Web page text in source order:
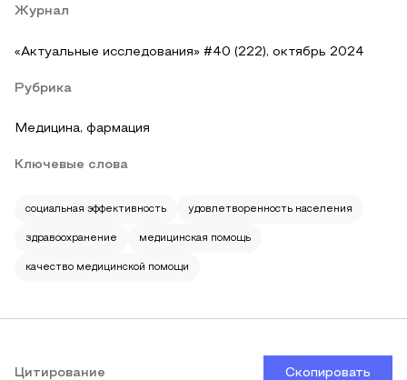
Журнал
«Актуальные исследования» #40 (222), октябрь 2024
Рубрика
Медицина, фармация
Ключевые слова
социальная эффективность удовлетворенность населения
здравоохранение медицинская помощь
качество медицинской помощи
Цитирование Скопировать